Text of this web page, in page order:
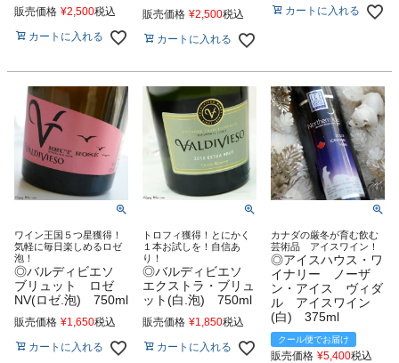
販売価格 ¥2,500税込
カートに入れる
販売価格 ¥2,500税込
カートに入れる
カートに入れる
ワイン王国５つ星獲得！
気軽に毎日楽しめるロゼ
泡！
◎バルディビエソ
ブリュット ロゼ
NV(ロゼ.泡) 750ml
販売価格 ¥1,650税込
カートに入れる
トロフィ獲得！とにかく
１本お試しを！自信あ
り！
◎バルディビエソ
エクストラ・ブリュ
ット(白.泡) 750ml
販売価格 ¥1,850税込
カートに入れる
カナダの厳冬が育む飲む
芸術品 アイスワイン！
◎アイスハウス・ワ
イナリー ノーザ
ン・アイス ヴィダ
ル アイスワイン
(白) 375ml
クール便でお届け
販売価格 ¥5,400税込